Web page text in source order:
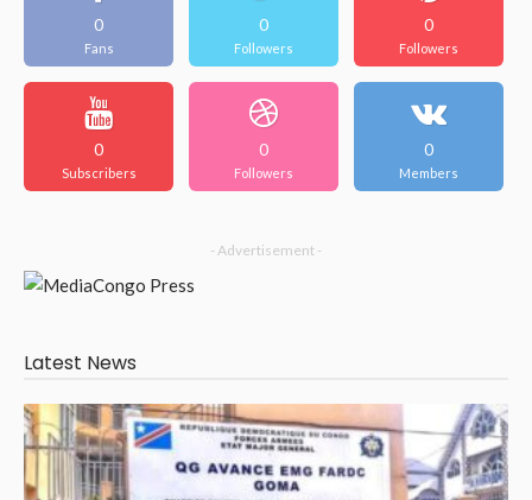
0
Fans
0
Followers
0
Followers
0
Subscribers
0
Followers
0
Members
- Advertisement -
Latest News